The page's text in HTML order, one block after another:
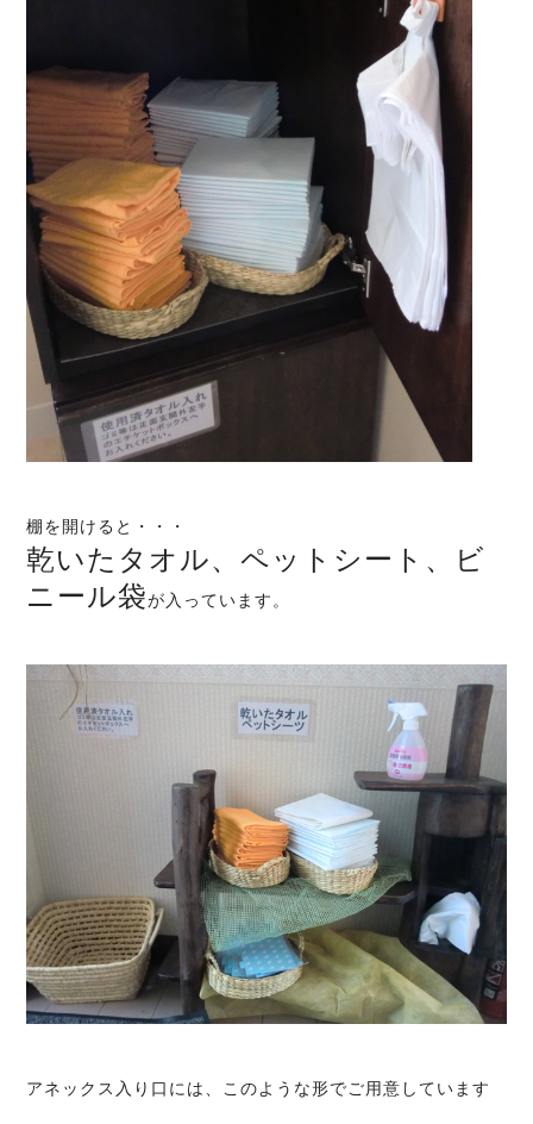
棚を開けると・・・
乾いたタオル、ペットシート、ビ
ニール袋が入っています。
アネックス入り口には、このような形でご用意しています